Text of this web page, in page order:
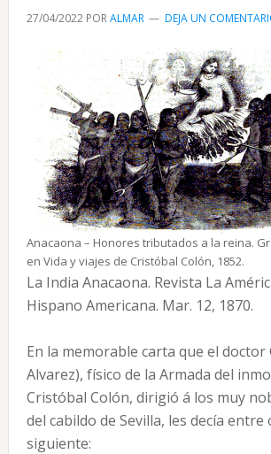
27/04/2022PORALMAR DEJA UN
Anacaona – Honores tributados a la reina.
en Vida y viajes de Cristóbal Colón, 1852.
La India Anacaona. Revista La
Hispano Americana. Mar. 12, 1870.
En la memorable carta que el doctor
Alvarez), físico de la Armada del
Cristóbal Colón, dirigió á los muy
del cabildo de Sevilla, les decía entre
siguiente: